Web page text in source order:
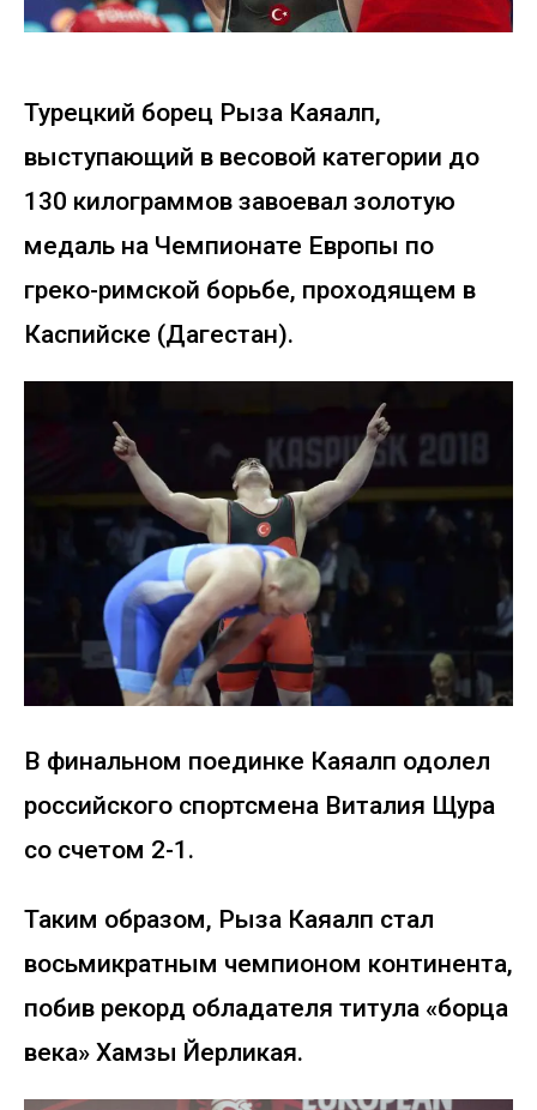
Турецкий борец Рыза Каяалп,
выступающий в весовой категории до
130 килограммов завоевал золотую
медаль на Чемпионате Европы по
греко-римской борьбе, проходящем в
Каспийске (Дагестан).
В финальном поединке Каяалп одолел
российского спортсмена Виталия Щура
со счетом 2-1.
Таким образом, Рыза Каяалп стал
восьмикратным чемпионом континента,
побив рекорд обладателя титула «борца
века» Хамзы Йерликая.